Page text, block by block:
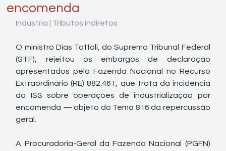
encomenda
Indústria | Tributos indiretos
O ministro Dias Toffoli, do Supremo Tribunal Federal
(STF), rejeitou os embargos de declaração
apresentados pela Fazenda Nacional no Recurso
Extraordinário (RE) 882.461, que trata da incidência
do ISS sobre operações de industrialização por
encomenda — objeto do Tema 816 da repercussão
geral.
A Procuradoria-Geral da Fazenda Nacional (PGFN)